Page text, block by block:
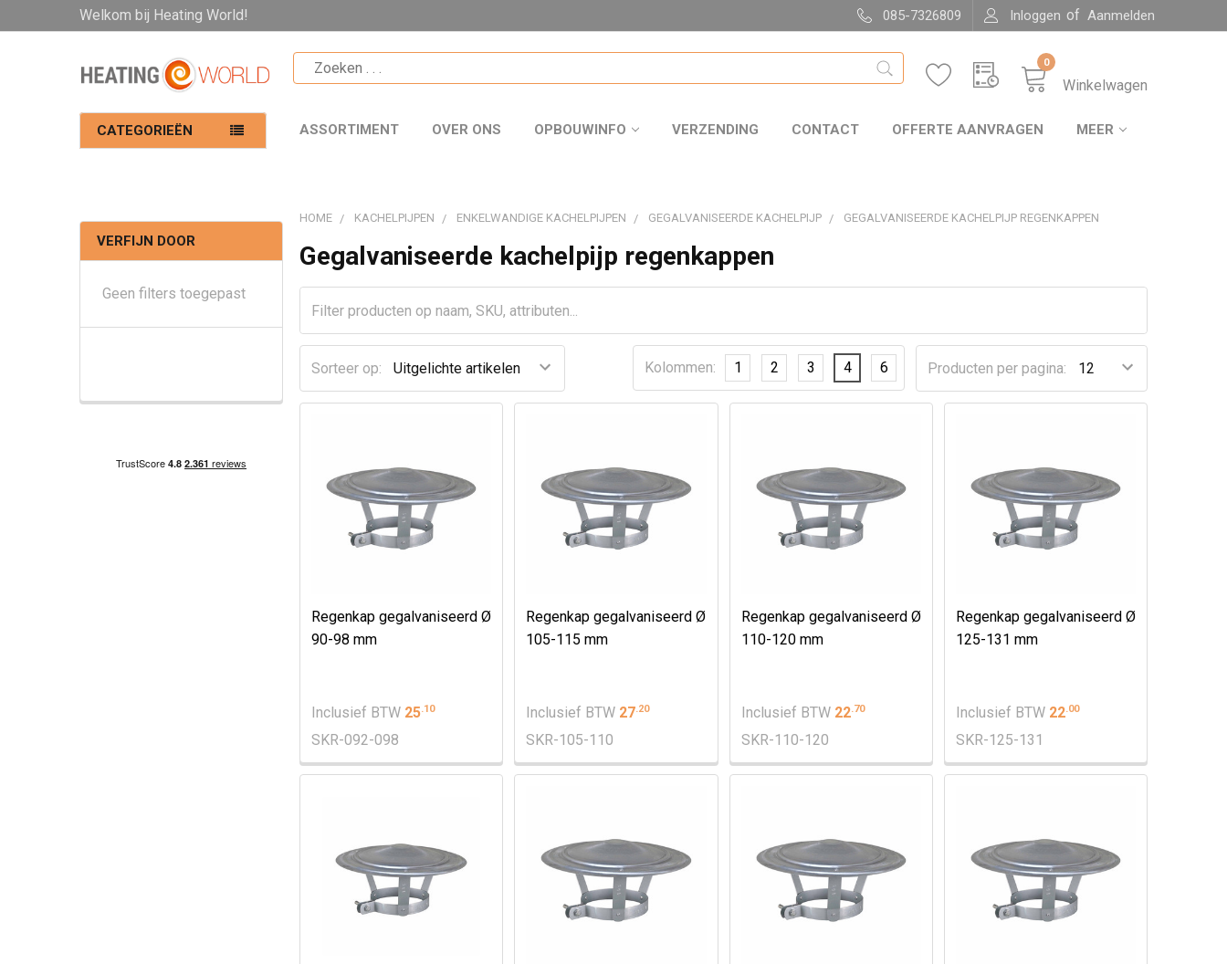
Welkom bij Heating World! 085-7326809 Inloggen of Aanmelden
Winkelwagen
0
CATEGORIEËN ASSORTIMENT OVER ONS OPBOUWINFO VERZENDING CONTACT OFFERTE AANVRAGEN MEER
VERFIJN DOOR
Geen filters toegepast
HOME KACHELPIJPEN ENKELWANDIGE KACHELPIJPEN GEGALVANISEERDE KACHELPIJP GEGALVANISEERDE KACHELPIJP REGENKAPPEN
Gegalvaniseerde kachelpijp regenkappen
Sorteer op: Producten per pagina:
Kolommen: 1 2 3 4 6
Regenkap gegalvaniseerd Ø
90-98 mm
Inclusief BTW 25.10
SKR-092-098
Regenkap gegalvaniseerd Ø
105-115 mm
Inclusief BTW 27.20
SKR-105-110
Regenkap gegalvaniseerd Ø
110-120 mm
Inclusief BTW 22.70
SKR-110-120
Regenkap gegalvaniseerd Ø
125-131 mm
Inclusief BTW 22.00
SKR-125-131